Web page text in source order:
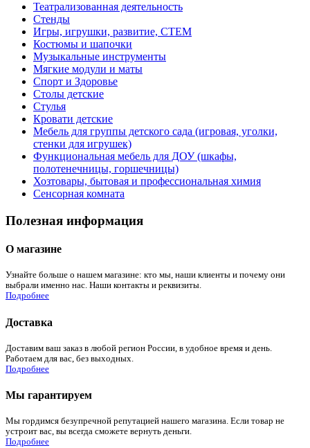
Театрализованная деятельность
Стенды
Игры, игрушки, развитие, СТЕМ
Костюмы и шапочки
Музыкальные инструменты
Мягкие модули и маты
Спорт и Здоровье
Столы детские
Стулья
Кровати детские
Мебель для группы детского сада (игровая, уголки,
стенки для игрушек)
Функциональная мебель для ДОУ (шкафы,
полотенечницы, горшечницы)
Хозтовары, бытовая и профессиональная химия
Сенсорная комната
Полезная информация
О магазине
Узнайте больше о нашем магазине: кто мы, наши клиенты и почему они
выбрали именно нас. Наши контакты и реквизиты.
Подробнее
Доставка
Доставим ваш заказ в любой регион России, в удобное время и день.
Работаем для вас, без выходных.
Подробнее
Мы гарантируем
Мы гордимся безупречной репутацией нашего магазина. Если товар не
устроит вас, вы всегда сможете вернуть деньги.
Подробнее